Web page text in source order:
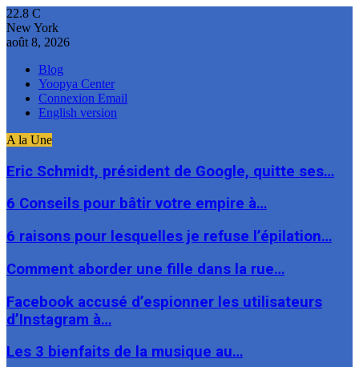
22.8 C
New York
août 8, 2026
Blog
Yoopya Center
Connexion Email
English version
A la Une
Eric Schmidt, président de Google, quitte ses…
6 Conseils pour bâtir votre empire à…
6 raisons pour lesquelles je refuse l’épilation…
Comment aborder une fille dans la rue…
Facebook accusé d’espionner les utilisateurs
d’Instagram à…
Les 3 bienfaits de la musique au…